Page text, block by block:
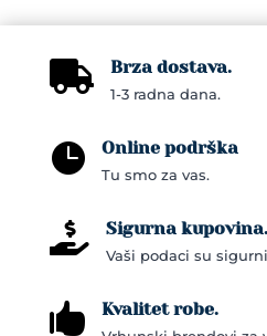
 Brza dostava.
1-3 radna dana.
 Online podrška
Tu smo za vas.
 Sigurna kupovina.
Vaši podaci su
 Kvalitet robe.